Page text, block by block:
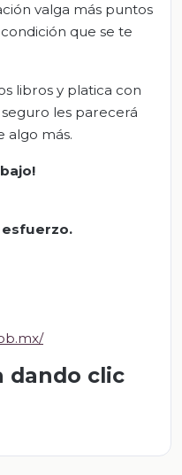
valga más puntos
que se te
libros y platica con
les parecerá
algo más.
esfuerzo.
dando clic